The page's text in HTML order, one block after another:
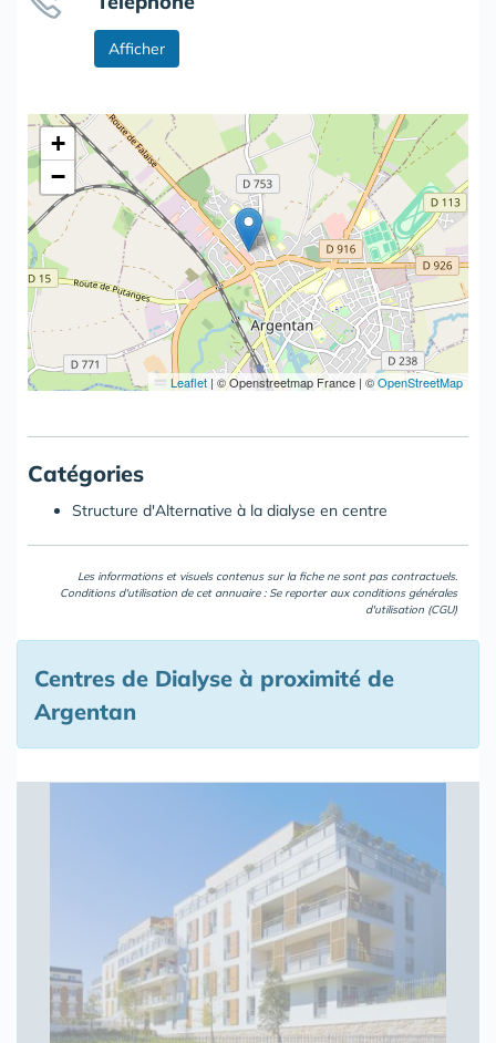
Afficher
+
−
Leaflet | © Openstreetmap France | ©OpenStreetMap
Catégories
Structure d'Alternative à la dialyse en centre
Les informations et visuels contenus sur la fiche ne sont pas contractuels.
Conditions d'utilisation de cet annuaire : Se reporter aux conditions générales
d'utilisation (CGU)
Centres de Dialyse à proximité de
Argentan